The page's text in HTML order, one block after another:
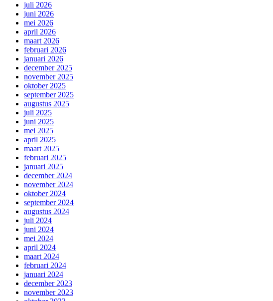
juli 2026
juni 2026
mei 2026
april 2026
maart 2026
februari 2026
januari 2026
december 2025
november 2025
oktober 2025
september 2025
augustus 2025
juli 2025
juni 2025
mei 2025
april 2025
maart 2025
februari 2025
januari 2025
december 2024
november 2024
oktober 2024
september 2024
augustus 2024
juli 2024
juni 2024
mei 2024
april 2024
maart 2024
februari 2024
januari 2024
december 2023
november 2023